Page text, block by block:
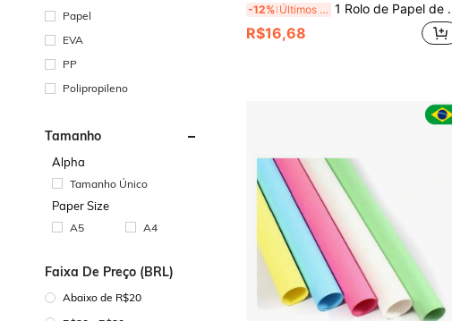
Papel
EVA
PP
Polipropileno
Tamanho
Alpha
Tamanho Único
Paper Size
A5 A4
Faixa De Preço (BRL)
Abaixo de R$20
-12% Últimos 3 dias 1 Rolo de Papel de Embrulho de Flores Silvestres - Papel Kraft com Desenho Floral, Adequado para Presentes de Mulheres e Meninas, Aniversário, Casamento, Chá de Panela, Noivado, Tamanho: 17 Polegadas X 9,84 Pés
R$16,68